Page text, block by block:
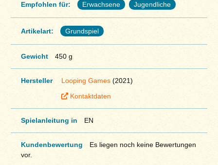
Empfohlen für: Erwachsene Jugendliche
Artikelart: Grundspiel
Gewicht 450 g
Hersteller Looping Games(2021)
Kontaktdaten
Spielanleitung in EN
Kundenbewertung
Es liegen noch keine Bewertungen
vor.